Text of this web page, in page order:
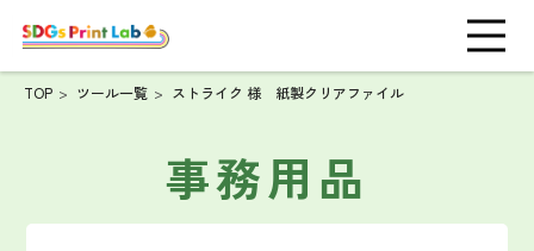
TOP ツール一覧 ストライク 様 紙製クリアファイル
事務用品